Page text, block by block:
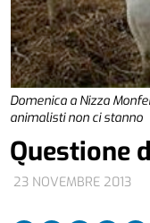
Domenica a Nizza
animalisti non ci stanno
23 NOVEMBRE 2013
Questione